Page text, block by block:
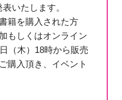
いたします。
籍を購入された方
もしくはオンライン
（木）18時から販売
購入頂き、イベント